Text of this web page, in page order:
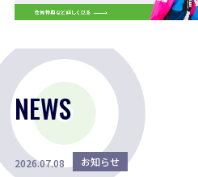
NEWS
2026.07.08 お知らせ